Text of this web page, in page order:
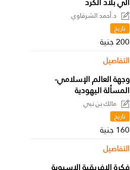
د.أحمد الشرقاوي
تاريخ
200 جنية
التفاصيل
وجهة العالم الإسلامي-
المسألة اليهودية
مالك بن نبي
تاريخ
160 جنية
التفاصيل